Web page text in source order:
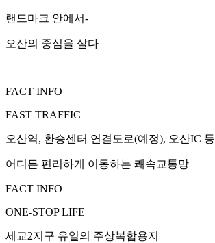
랜드마크 안에서-
오산의 중심을 살다
FACT INFO
FAST TRAFFIC
오산역, 환승센터 연결도로(예정), 오산IC 등
어디든 편리하게 이동하는 쾌속교통망
FACT INFO
ONE-STOP LIFE
세교2지구 유일의 주상복합용지